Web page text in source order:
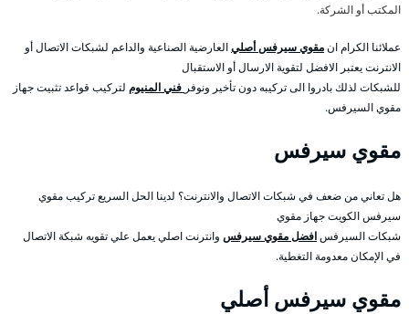
المكتب أو الشركة.
عملائنا الكرام انمقوي سيرفس أصليالعارضية الصناعية والداعم لشبكات الاتصال أو
الانترنت يعتبر الافضل لتقوية الارسال أو الاستقبال
للشبكات لذلك بادروا الى تركيبه دون تأخير ونوفر فني المنيوم لتركيب قواعد تثبيت جهاز
مقوي السيرفس.
مقوي سيرفس
هل تعاني من ضعف في شبكات الاتصال والانترنت؟ لدينا الحل السريع تركيب مقوي
سيرفس الكويت جهاز مقوي
شبكات السيرفسافضل مقوي سيرفس وانترنت اصلي يعمل علي تقويه شبكة الاتصال
في الإمكان معدومة التغطية.
مقوي سيرفس أصلي